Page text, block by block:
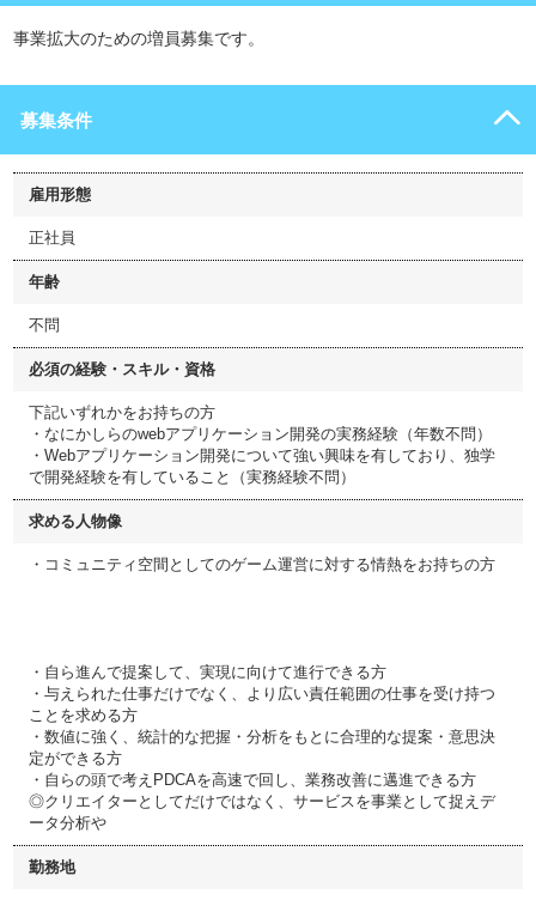
事業拡大のための増員募集です。
募集条件
雇用形態
正社員
年齢
不問
必須の経験・スキル・資格
下記いずれかをお持ちの方
・なにかしらのwebアプリケーション開発の実務経験（年数不問）
・Webアプリケーション開発について強い興味を有しており、独学
で開発経験を有していること（実務経験不問）
求める人物像
・コミュニティ空間としてのゲーム運営に対する情熱をお持ちの方
・自ら進んで提案して、実現に向けて進行できる方
・与えられた仕事だけでなく、より広い責任範囲の仕事を受け持つ
ことを求める方
・数値に強く、統計的な把握・分析をもとに合理的な提案・意思決
定ができる方
・自らの頭で考えPDCAを高速で回し、業務改善に邁進できる方
◎クリエイターとしてだけではなく、サービスを事業として捉えデ
ータ分析や
勤務地